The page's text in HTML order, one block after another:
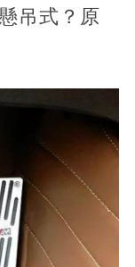
吊式？原